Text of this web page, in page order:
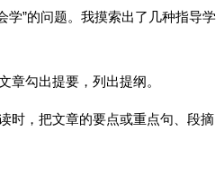
学”的问题。我摸索出了几种指导学
章勾出提要，列出提纲。
时，把文章的要点或重点句、段摘